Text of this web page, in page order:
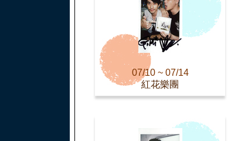
07/10 ~ 07/14
紅花樂團